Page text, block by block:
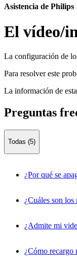
Asistencia de Philips
El vídeo/
La configuración de
Para resolver este
La información de
Preguntas
Todas (5)
¿Por qué se
¿Cuáles son
¿Admite mi
¿Cómo